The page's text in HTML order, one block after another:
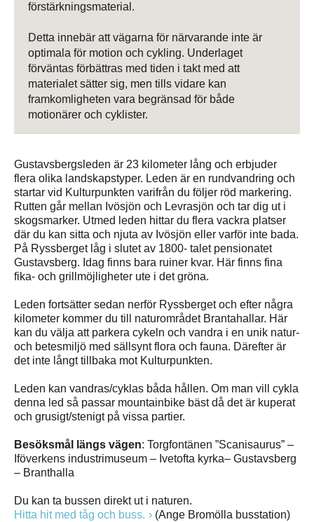
förstärkningsmaterial.
Detta innebär att vägarna för närvarande inte är
optimala för motion och cykling. Underlaget
förväntas förbättras med tiden i takt med att
materialet sätter sig, men tills vidare kan
framkomligheten vara begränsad för både
motionärer och cyklister.
Gustavsbergsleden är 23 kilometer lång och erbjuder
flera olika landskapstyper. Leden är en rundvandring och
startar vid Kulturpunkten varifrån du följer röd markering.
Rutten går mellan Ivösjön och Levrasjön och tar dig ut i
skogsmarker. Utmed leden hittar du flera vackra platser
där du kan sitta och njuta av Ivösjön eller varför inte bada.
På Ryssberget låg i slutet av 1800- talet pensionatet
Gustavsberg. Idag finns bara ruiner kvar. Här finns fina
fika- och grillmöjligheter ute i det gröna.
Leden fortsätter sedan nerför Ryssberget och efter några
kilometer kommer du till naturområdet Brantahallar. Här
kan du välja att parkera cykeln och vandra i en unik natur-
och betesmiljö med sällsynt flora och fauna. Därefter är
det inte långt tillbaka mot Kulturpunkten.
Leden kan vandras/cyklas båda hållen. Om man vill cykla
denna led så passar mountainbike bäst då det är kuperat
och grusigt/stenigt på vissa partier.
Besöksmål längs vägen: Torgfontänen ”Scanisaurus” –
Iföverkens industrimuseum – Ivetofta kyrka– Gustavsberg
– Branthalla
Du kan ta bussen direkt ut i naturen.
Hitta hit med tåg och buss.
(Ange Bromölla busstation)